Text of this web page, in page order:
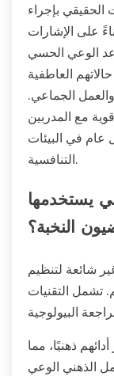
بإجراء
على الإشارات
الوعي الحسي
العاطفية
الجماعي.
مع المدربين
عام في البيئات
التنافسية.
يستخدمها
النخبة؟
شائعة لتنظيم
تشمل التقنيات
ذهنيًا، مما
الذهني الوعي